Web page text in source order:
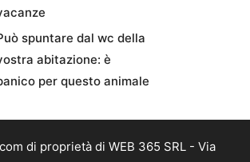
spuntare dal wc della
abitazione: è
per questo animale
di proprietà di WEB 365 SRL - Via